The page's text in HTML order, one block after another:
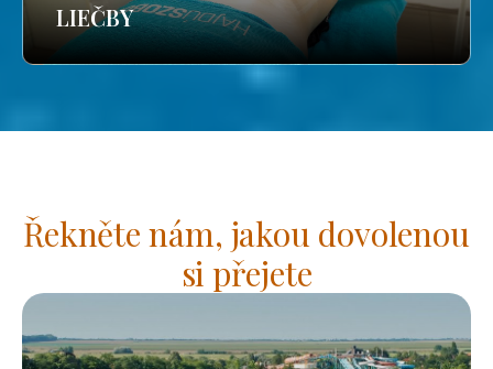
LIEČBY
Řekněte nám, jakou dovolenou
si přejete